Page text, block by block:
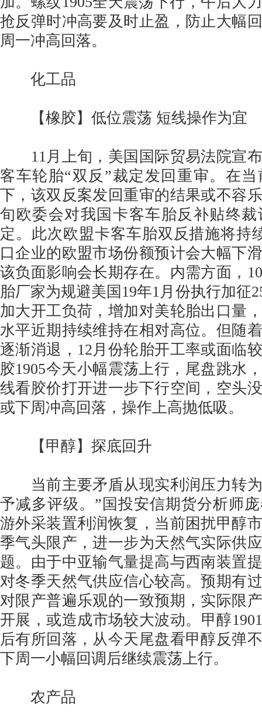
抢反弹时冲高要及时止盈，防止大幅
周一冲高回落。
化工品
【橡胶】低位震荡 短线操作为宜
11月上旬，美国国际贸易法院宣布
客车轮胎“双反”裁定发回重审。在
下，该双反案发回重审的结果或不容
旬欧委会对我国卡客车胎反补贴终
定。此次欧盟卡客车胎双反措施将持
口企业的欧盟市场份额预计会大幅下
该负面影响会长期存在。内需方面，
胎厂家为规避美国19年1月份执行加征
加大开工负荷，增加对美轮胎出口量
水平近期持续维持在相对高位。但随
逐渐消退，12月份轮胎开工率或面临
胶1905今天小幅震荡上行，尾盘跳水
线看胶价打开进一步下行空间，空头
或下周冲高回落，操作上高抛低吸。
【甲醇】探底回升
当前主要矛盾从现实利润压力转为
予减多评级。”国投安信期货分析师
游外采装置利润恢复，当前困扰甲醇
季气头限产，进一步为天然气实际供
题。由于中亚输气量提高与西南装置
对冬季天然气供应信心较高。预期有
对限产普遍乐观的一致预期，实际限
开展，或造成市场较大波动。甲醇
后有所回落，从今天尾盘看甲醇反弹
下周一小幅回调后继续震荡上行。
农产品